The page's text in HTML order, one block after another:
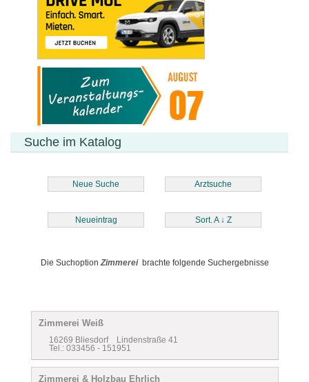
Suche im Katalog
Neue Suche Arztsuche
Neueintrag Sort. A ↓ Z
Die SuchoptionZimmereibrachte folgende Suchergebnisse
Zimmerei Weiß
16269 Bliesdorf Lindenstraße 41
Tel.: 033456 - 151951
Zimmerei & Holzbau Ehrlich